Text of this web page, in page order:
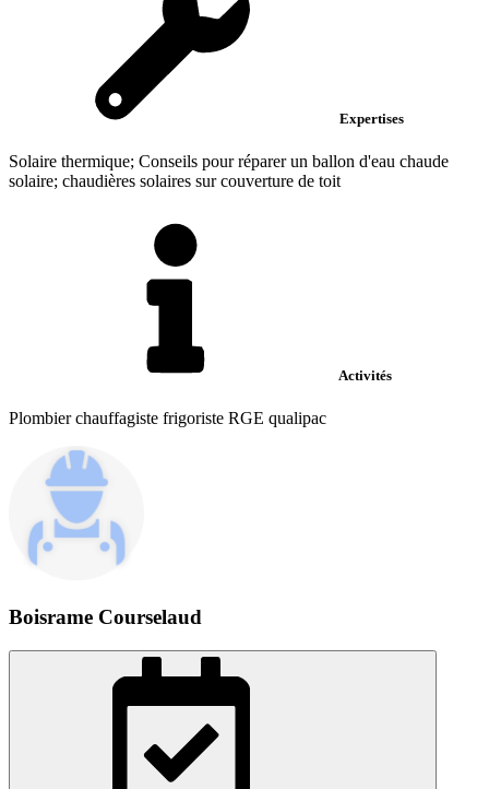
Expertises
Solaire thermique; Conseils pour réparer un ballon d'eau chaude
solaire; chaudières solaires sur couverture de toit
Activités
Plombier chauffagiste frigoriste RGE qualipac
Boisrame Courselaud